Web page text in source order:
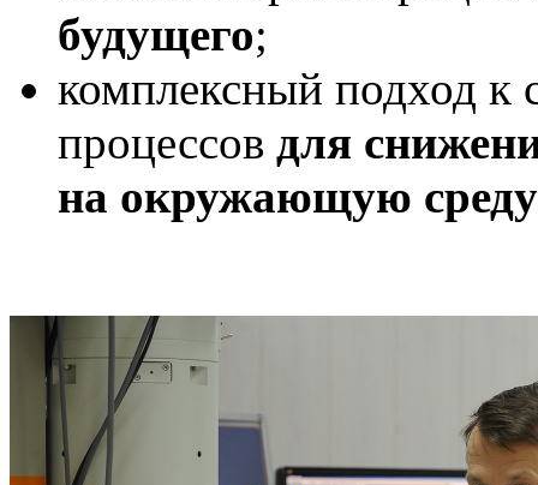
будущего;
комплексный подход к
процессов для
на окружающую среду